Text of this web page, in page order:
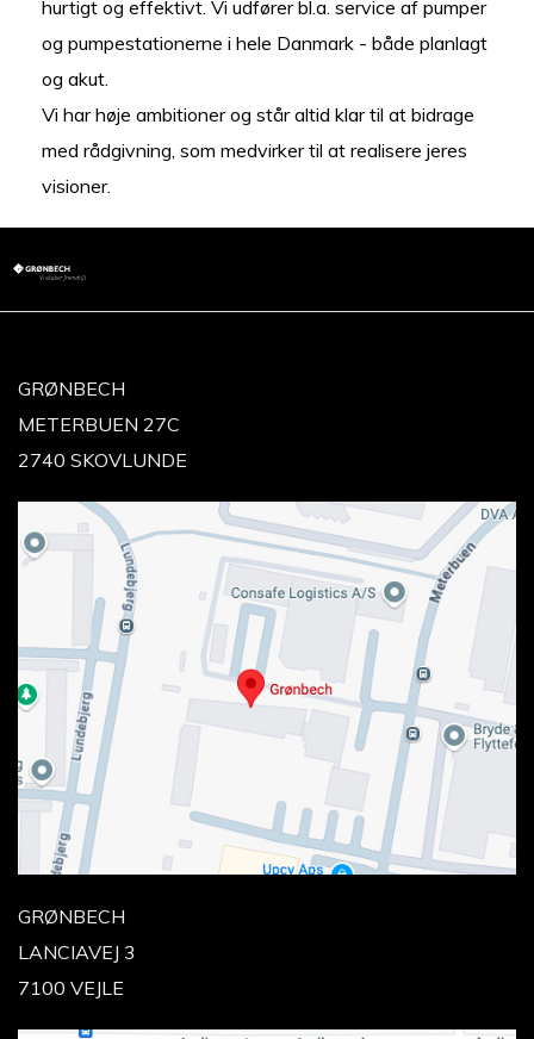
hurtigt og effektivt. Vi udfører bl.a. service af pumper
og pumpestationerne i hele Danmark - både planlagt
og akut.
Vi har høje ambitioner og står altid klar til at bidrage
med rådgivning, som medvirker til at realisere jeres
visioner.
GRØNBECH
METERBUEN 27C
2740 SKOVLUNDE
GRØNBECH
LANCIAVEJ 3
7100 VEJLE